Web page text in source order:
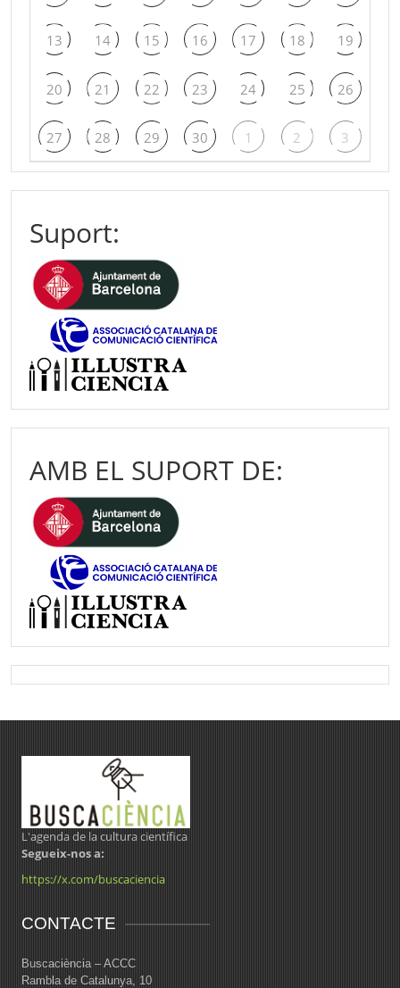
13 14 15 16 17 18 19
20 21 22 23 24 25 26
27 28 29 30 1 2 3
Suport:
AMB EL SUPORT DE:
L'agenda de la cultura científica
Segueix-nos a:
https://x.com/buscaciencia
CONTACTE
Buscaciència – ACCC
Rambla de Catalunya, 10